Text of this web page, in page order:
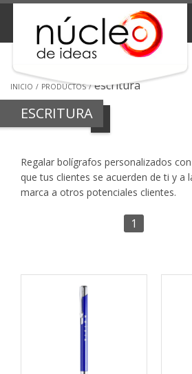
INICIO PRODUCTOS escritura
ESCRITURA
Regalar bolígrafos personalizados
que tus clientes se acuerden de ti y a
marca a otros potenciales clientes.
1